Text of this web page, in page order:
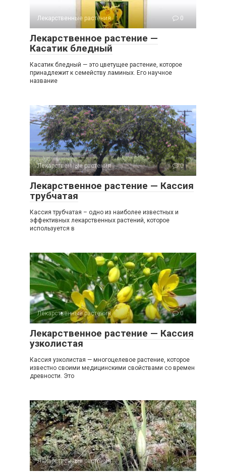
Лекарственные растения 0
Лекарственное растение —
Касатик бледный
Касатик бледный — это цветущее растение, которое
принадлежит к семейству ламиных. Его научное
название
Лекарственные растения 0
Лекарственное растение — Кассия
трубчатая
Кассия трубчатая – одно из наиболее известных и
эффективных лекарственных растений, которое
используется в
Лекарственные растения 0
Лекарственное растение — Кассия
узколистая
Кассия узколистая — многоцелевое растение, которое
известно своими медицинскими свойствами со времен
древности. Это
Лекарственные растения 0